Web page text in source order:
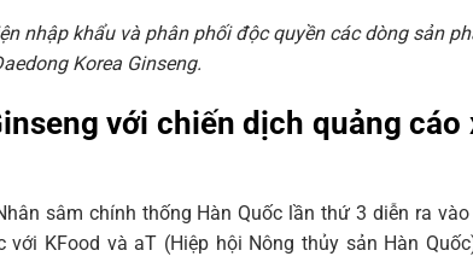
nhập khẩu và phân phối độc quyền các dòng sản
Korea Ginseng.
với chiến dịch quảng cáo
sâm chính thống Hàn Quốc lần thứ 3 diễn ra vào
KFood và aT (Hiệp hội Nông thủy sản Hàn